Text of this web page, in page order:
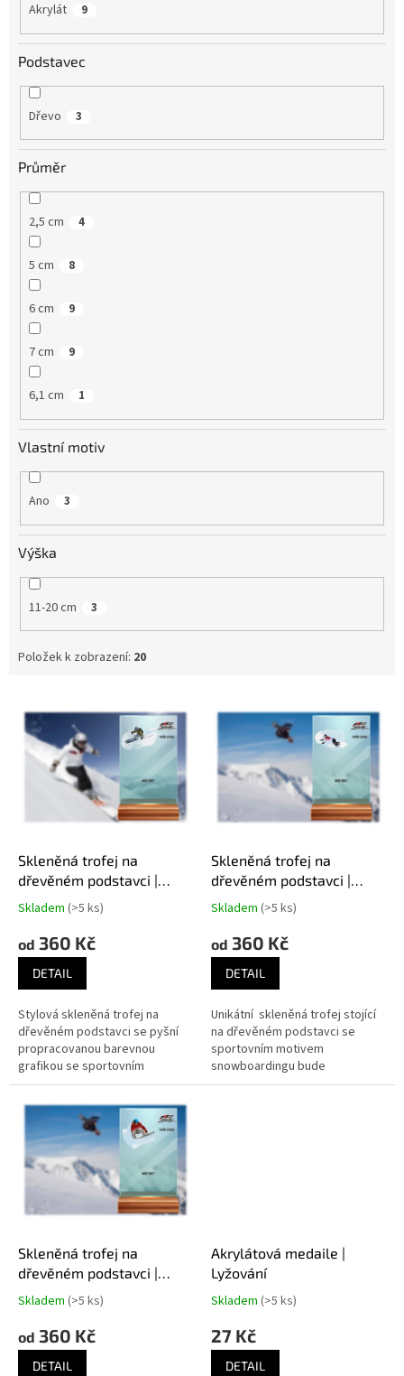
Akrylát 9
Podstavec
Dřevo 3
Průměr
2,5 cm 4
5 cm 8
6 cm 9
7 cm 9
6,1 cm 1
Vlastní motiv
Ano 3
Výška
11-20 cm 3
Položek k zobrazení: 20
Skleněná trofej na
dřevěném podstavci |
Lyžování
Skladem (>5 ks)
od 360 Kč
DETAIL
Stylová skleněná trofej na
dřevěném podstavci se pyšní
propracovanou barevnou
grafikou se sportovním
motivem lyžování, díky které
bude tím pravým oceněním za
dosažení úspěchů v...
Skleněná trofej na
dřevěném podstavci |
Snowboard
Skladem (>5 ks)
od 360 Kč
DETAIL
Unikátní skleněná trofej stojící
na dřevěném podstavci se
sportovním motivem
snowboardingu bude
dokonalým oceněním za
Skleněná trofej na
dřevěném podstavci |
Snowboard
Skladem (>5 ks)
od 360 Kč
DETAIL
Akrylátová medaile |
Lyžování
Skladem (>5 ks)
27 Kč
DETAIL